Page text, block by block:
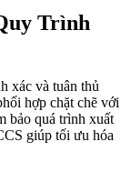
Trình
xác và tuân thủ
hợp chặt chẽ với
bảo quá trình xuất
giúp tối ưu hóa